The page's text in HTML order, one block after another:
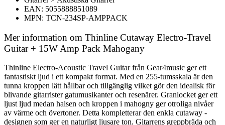
EAN: 5055888851089
MPN: TCN-234SP-AMPPACK
Mer information om Thinline Cutaway Electro-Travel
Guitar + 15W Amp Pack Mahogany
Thinline Electro-Acoustic Travel Guitar från Gear4music ger ett
fantastiskt ljud i ett kompakt format. Med en 255-tumsskala är den
tunna kroppen lätt hållbar och tillgänglig vilket gör den idealisk för
blivande gitarrister gatumusikanter och resenärer. Granlocket ger ett
ljust ljud medan halsen och kroppen i mahogny ger otroliga nivåer
av värme och övertoner. Detta kompletterar den enkla cutaway -
designen som ger en naturligt ljusare ton. Gitarrens greppbräda och